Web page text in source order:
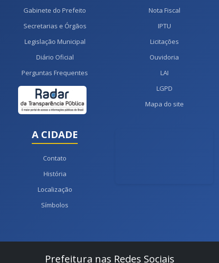
Gabinete do Prefeito
Secretarias e Órgãos
Legislação Municipal
Diário Oficial
Perguntas Frequentes
Nota Fiscal
IPTU
Licitações
Ouvidoria
LAI
LGPD
Mapa do site
A CIDADE
Contato
História
Localização
Símbolos
Prefeitura nas Redes Sociais